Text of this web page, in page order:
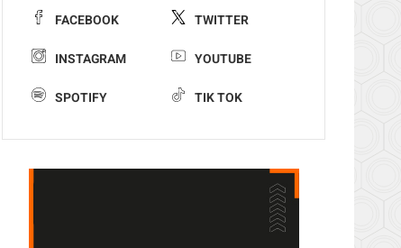
FACEBOOK TWITTER
INSTAGRAM YOUTUBE
SPOTIFY TIK TOK